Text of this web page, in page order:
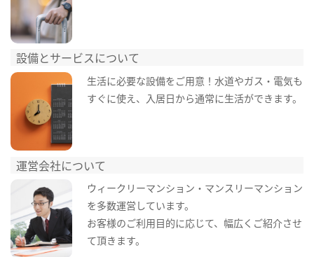
設備とサービスについて
生活に必要な設備をご用意！水道やガス・電気も
すぐに使え、入居日から通常に生活ができます。
運営会社について
ウィークリーマンション・マンスリーマンション
を多数運営しています。
お客様のご利用目的に応じて、幅広くご紹介させ
て頂きます。